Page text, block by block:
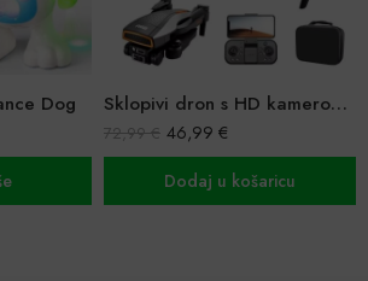
Dog Sklopivi dron s HD kamerom 720p i torbom – Jeftini model za zabavu i snimanje
72,99€ 46,99 €
Dodaj u košaricu